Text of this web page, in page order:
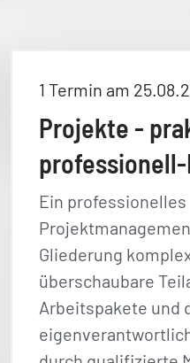
1 Termin am
Projekte -
professionell-
Ein professionelles
Gliederung
überschaubare
Arbeitspakete und